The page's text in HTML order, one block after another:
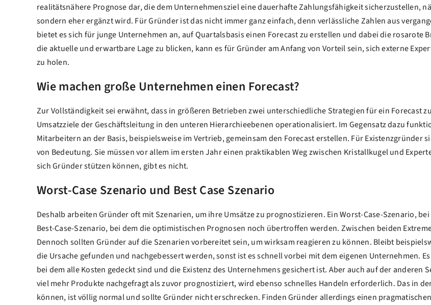
realitätsnähere Prognose dar, die dem Unternehmensziel eine dauerhafte Zahlungsfähigkeit sicherzustellen,
sondern eher ergänzt wird. Für Gründer ist das nicht immer ganz einfach, denn verlässliche Zahlen aus
bietet es sich für junge Unternehmen an, auf Quartalsbasis einen Forecast zu erstellen und dabei die rosarote
die aktuelle und erwartbare Lage zu blicken, kann es für Gründer am Anfang von Vorteil sein, sich externe
zu holen.
Wie machen große Unternehmen einen Forecast?
Zur Vollständigkeit sei erwähnt, dass in größeren Betrieben zwei unterschiedliche Strategien für ein Forecast
Umsatzziele der Geschäftsleitung in den unteren Hierarchieebenen operationalisiert. Im Gegensatz dazu
Mitarbeitern an der Basis, beispielsweise im Vertrieb, gemeinsam den Forecast erstellen. Für Existenzgründer
von Bedeutung. Sie müssen vor allem im ersten Jahr einen praktikablen Weg zwischen Kristallkugel und
sich Gründer stützen können, gibt es nicht.
Worst-Case Szenario und Best Case Szenario
Deshalb arbeiten Gründer oft mit Szenarien, um ihre Umsätze zu prognostizieren. Ein Worst-Case-Szenario,
Best-Case-Szenario, bei dem die optimistischen Prognosen noch übertroffen werden. Zwischen beiden
Dennoch sollten Gründer auf die Szenarien vorbereitet sein, um wirksam reagieren zu können. Bleibt
die Ursache gefunden und nachgebessert werden, sonst ist es schnell vorbei mit dem eigenen Unternehmen.
bei dem alle Kosten gedeckt sind und die Existenz des Unternehmens gesichert ist. Aber auch auf der
viel mehr Produkte nachgefragt als zuvor prognostiziert, wird ebenso schnelles Handeln erforderlich. Das in
können, ist völlig normal und sollte Gründer nicht erschrecken. Finden Gründer allerdings einen